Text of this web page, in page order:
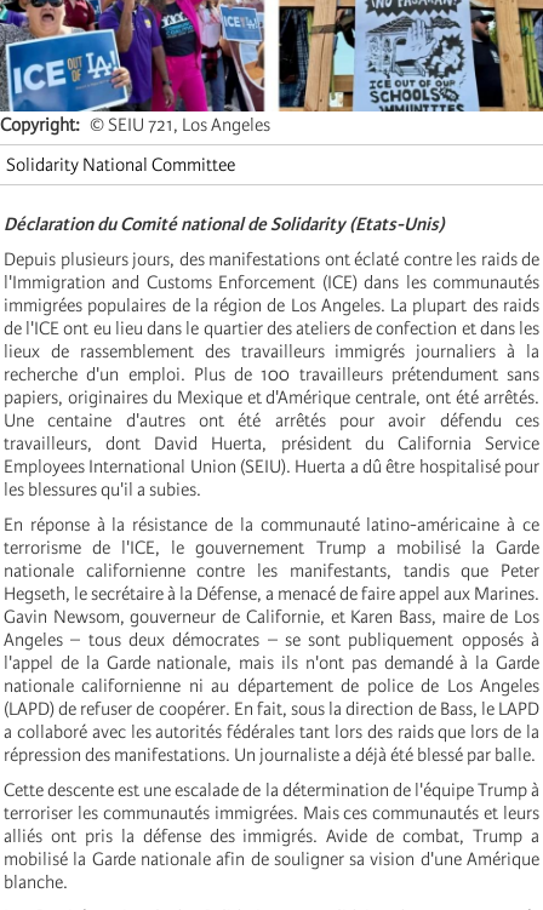
Copyright
© SEIU 721, Los Angeles
Solidarity National Committee
Déclaration du Comité national de Solidarity (Etats-Unis)
Depuis plusieurs jours, des manifestations ont éclaté contre les raids de
l'Immigration and Customs Enforcement (ICE) dans les communautés
immigrées populaires de la région de Los Angeles. La plupart des raids
de l'ICE ont eu lieu dans le quartier des ateliers de confection et dans les
lieux de rassemblement des travailleurs immigrés journaliers à la
recherche d'un emploi. Plus de 100 travailleurs prétendument sans
papiers, originaires du Mexique et d'Amérique centrale, ont été arrêtés.
Une centaine d'autres ont été arrêtés pour avoir défendu ces
travailleurs, dont David Huerta, président du California Service
Employees International Union (SEIU). Huerta a dû être hospitalisé pour
les blessures qu'il a subies.
En réponse à la résistance de la communauté latino-américaine à ce
terrorisme de l'ICE, le gouvernement Trump a mobilisé la Garde
nationale californienne contre les manifestants, tandis que Peter
Hegseth, le secrétaire à la Défense, a menacé de faire appel aux Marines.
Gavin Newsom, gouverneur de Californie, et Karen Bass, maire de Los
Angeles – tous deux démocrates – se sont publiquement opposés à
l'appel de la Garde nationale, mais ils n'ont pas demandé à la Garde
nationale californienne ni au département de police de Los Angeles
(LAPD) de refuser de coopérer. En fait, sous la direction de Bass, le LAPD
a collaboré avec les autorités fédérales tant lors des raids que lors de la
répression des manifestations. Un journaliste a déjà été blessé par balle.
Cette descente est une escalade de la détermination de l'équipe Trump à
terroriser les communautés immigrées. Mais ces communautés et leurs
alliés ont pris la défense des immigrés. Avide de combat, Trump a
mobilisé la Garde nationale afin de souligner sa vision d'une Amérique
blanche.